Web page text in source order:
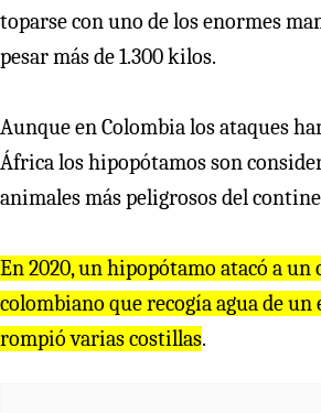
toparse con uno de los enormes
pesar más de 1.300 kilos.
Aunque en Colombia los ataques
África los hipopótamos son
animales más peligrosos del
En 2020, un hipopótamo atacó a un
colombiano que recogía agua de un
rompió varias costillas.